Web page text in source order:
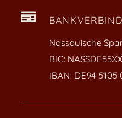

Nassauische
BIC:
IBAN: DE94 5105